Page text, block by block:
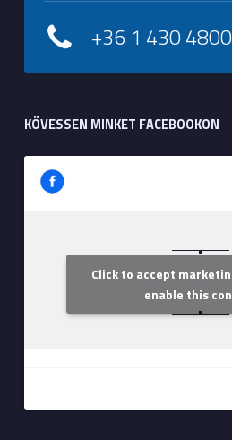
+36 1 430 4800
KÖVESSEN MINKET FACEBOOKON
Szent Margit
Click to accept
enable this